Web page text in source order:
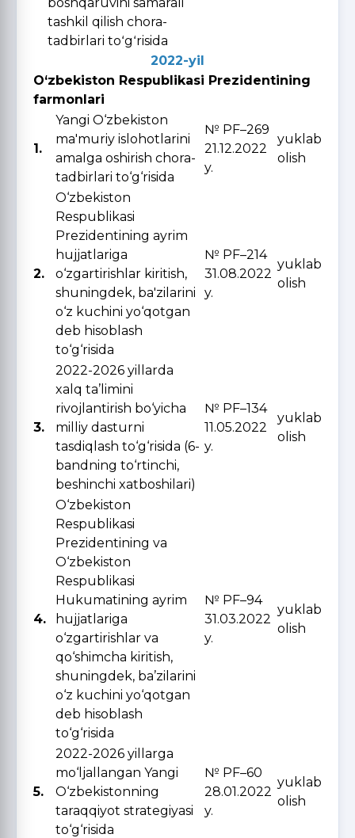
tashkil qilish chora-
tadbirlari toʻgʻrisida
2022-yil
O‘zbekiston Respublikasi Prezidentining
farmonlari
1.
Yangi O‘zbekiston
ma'muriy islohotlarini
amalga oshirish chora-
tadbirlari to‘g‘risida
№ PF–269
21.12.2022
y.
yuklab
olish
2.
O‘zbekiston
Respublikasi
Prezidentining ayrim
hujjatlariga
o‘zgartirishlar kiritish,
shuningdek, ba'zilarini
o‘z kuchini yo‘qotgan
deb hisoblash
to‘g‘risida
№ PF–214
31.08.2022
y.
yuklab
olish
3.
2022-2026 yillarda
xalq ta’limini
rivojlantirish bo‘yicha
milliy dasturni
tasdiqlash to‘g‘risida (6-
bandning to‘rtinchi,
beshinchi xatboshilari)
№ PF–134
11.05.2022
y.
yuklab
olish
4.
O‘zbekiston
Respublikasi
Prezidentining va
O‘zbekiston
Respublikasi
Hukumatining ayrim
hujjatlariga
o‘zgartirishlar va
qo‘shimcha kiritish,
shuningdek, ba’zilarini
o‘z kuchini yo‘qotgan
deb hisoblash
to‘g‘risida
№ PF–94
31.03.2022
y.
yuklab
olish
5.
2022-2026 yillarga
mo‘ljallangan Yangi
O‘zbekistonning
taraqqiyot strategiyasi
to‘g‘risida
№ PF–60
28.01.2022
y.
yuklab
olish